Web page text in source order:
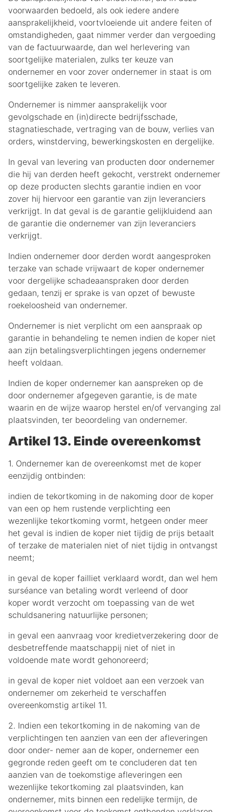
voorwaarden bedoeld, als ook iedere andere
aansprakelijkheid, voortvloeiende uit andere feiten of
omstandigheden, gaat nimmer verder dan vergoeding
van de factuurwaarde, dan wel herlevering van
soortgelijke materialen, zulks ter keuze van
ondernemer en voor zover ondernemer in staat is om
soortgelijke zaken te leveren.
Ondernemer is nimmer aansprakelijk voor
gevolgschade en (in)directe bedrijfsschade,
stagnatieschade, vertraging van de bouw, verlies van
orders, winstderving, bewerkingskosten en dergelijke.
In geval van levering van producten door ondernemer
die hij van derden heeft gekocht, verstrekt ondernemer
op deze producten slechts garantie indien en voor
zover hij hiervoor een garantie van zijn leveranciers
verkrijgt. In dat geval is de garantie gelijkluidend aan
de garantie die ondernemer van zijn leveranciers
verkrijgt.
Indien ondernemer door derden wordt aangesproken
terzake van schade vrijwaart de koper ondernemer
voor dergelijke schadeaanspraken door derden
gedaan, tenzij er sprake is van opzet of bewuste
roekeloosheid van ondernemer.
Ondernemer is niet verplicht om een aanspraak op
garantie in behandeling te nemen indien de koper niet
aan zijn betalingsverplichtingen jegens ondernemer
heeft voldaan.
Indien de koper ondernemer kan aanspreken op de
door ondernemer afgegeven garantie, is de mate
waarin en de wijze waarop herstel en/of vervanging zal
plaatsvinden, ter beoordeling van ondernemer.
Artikel 13. Einde overeenkomst
1. Ondernemer kan de overeenkomst met de koper
eenzijdig ontbinden:
indien de tekortkoming in de nakoming door de koper
van een op hem rustende verplichting een
wezenlijke tekortkoming vormt, hetgeen onder meer
het geval is indien de koper niet tijdig de prijs betaalt
of terzake de materialen niet of niet tijdig in ontvangst
neemt;
in geval de koper failliet verklaard wordt, dan wel hem
surséance van betaling wordt verleend of door
koper wordt verzocht om toepassing van de wet
schuldsanering natuurlijke personen;
in geval een aanvraag voor kredietverzekering door de
desbetreffende maatschappij niet of niet in
voldoende mate wordt gehonoreerd;
in geval de koper niet voldoet aan een verzoek van
ondernemer om zekerheid te verschaffen
overeenkomstig artikel 11.
2. Indien een tekortkoming in de nakoming van de
verplichtingen ten aanzien van een der afleveringen
door onder- nemer aan de koper, ondernemer een
gegronde reden geeft om te concluderen dat ten
aanzien van de toekomstige afleveringen een
wezenlijke tekortkoming zal plaatsvinden, kan
ondernemer, mits binnen een redelijke termijn, de